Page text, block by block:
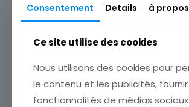
Produits similaires
Consentement Details à
Ce site utilise des cookies
Nous utilisons des cookies pour
le contenu et les publicités,
fonctionnalités de médias